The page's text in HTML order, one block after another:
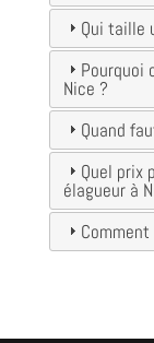
Qui taille
Pourquoi
Nice ?
Quand
Quel prix
élagueur à